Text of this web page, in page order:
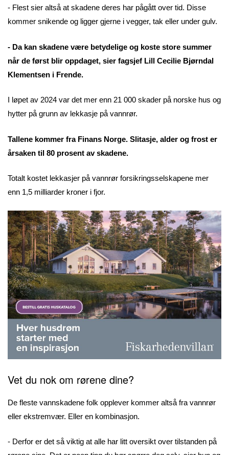
- Flest sier altså at skadene deres har pågått over tid. Disse
kommer snikende og ligger gjerne i vegger, tak eller under gulv.
- Da kan skadene være betydelige og koste store summer
når de først blir oppdaget, sier fagsjef Lill Cecilie Bjørndal
Klementsen i Frende.
I løpet av 2024 var det mer enn 21 000 skader på norske hus og
hytter på grunn av lekkasje på vannrør.
Tallene kommer fra Finans Norge. Slitasje, alder og frost er
årsaken til 80 prosent av skadene.
Totalt kostet lekkasjer på vannrør forsikringsselskapene mer
enn 1,5 milliarder kroner i fjor.
Vet du nok om rørene dine?
De fleste vannskadene folk opplever kommer altså fra vannrør
eller ekstremvær. Eller en kombinasjon.
- Derfor er det så viktig at alle har litt oversikt over tilstanden på